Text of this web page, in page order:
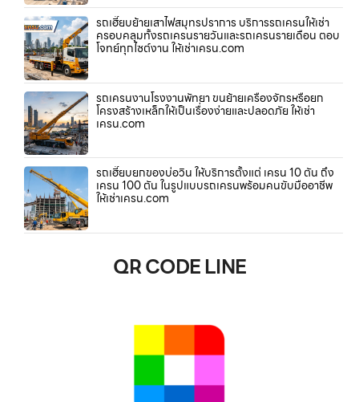
รถเฮี๊ยบย้ายเสาไฟสมุทรปราการ บริการรถเครนให้เช่า
ครอบคลุมทั้งรถเครนรายวันและรถเครนรายเดือน ตอบ
โจทย์ทุกไซต์งาน ให้เช่าเครน.com
รถเครนงานโรงงานพัทยา ขนย้ายเครื่องจักรหรือยก
โครงสร้างเหล็กให้เป็นเรื่องง่ายและปลอดภัย ให้เช่า
เครน.com
รถเฮี๊ยบยกของบ่อวิน ให้บริการตั้งแต่ เครน 10 ตัน ถึง
เครน 100 ตัน ในรูปแบบรถเครนพร้อมคนขับมืออาชีพ
ให้เช่าเครน.com
QR CODE LINE